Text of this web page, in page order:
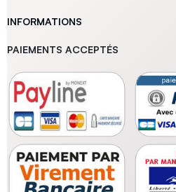
INFORMATIONS
PAIEMENTS ACCEPTÉS